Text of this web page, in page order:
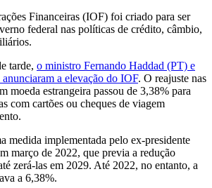
Financeiras (IOF) foi criado para ser
federal nas políticas de crédito, câmbio,
tarde, o ministro Fernando Haddad (PT) e
a elevação do IOF. O reajuste nas
moeda estrangeira passou de 3,38% para
com cartões ou cheques de viagem
medida implementada pelo ex-presidente
março de 2022, que previa a redução
zerá-las em 2029. Até 2022, no entanto, a
a 6,38%.